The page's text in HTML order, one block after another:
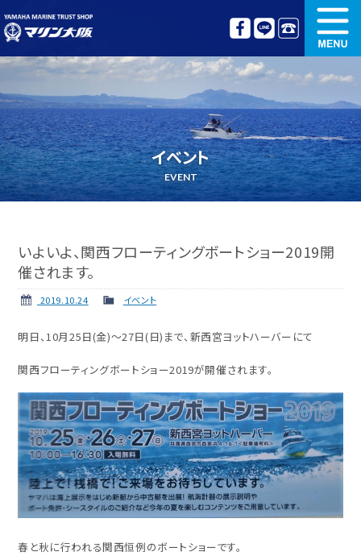
中古艇情報
オリジナル艤装 ボート免許講習
更新講習 クルージング情報
イベント
EVENT
いよいよ、関西フローティングボートショー2019開
催されます。
2019.10.24 イベント
明日、10月25日(金)～27日(日)まで、新西宮ヨットハーバーにて
関西フローティングボートショー2019が開催されます。
春と秋に行われる関西恒例のボートショーです。